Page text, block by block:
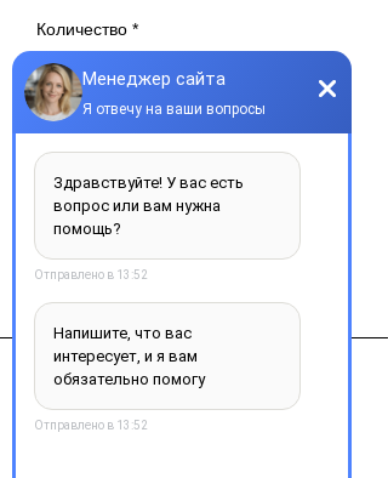
Количество *
Добавить в корзину
Виробник
Контакты